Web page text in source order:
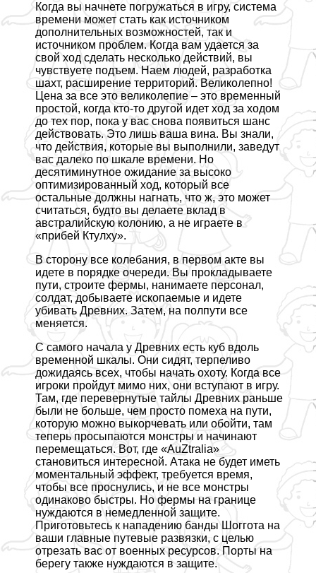
Когда вы начнете погружаться в игру, система
времени может стать как источником
дополнительных возможностей, так и
источником проблем. Когда вам удается за
свой ход сделать несколько действий, вы
чувствуете подъем. Наем людей, разработка
шахт, расширение территорий. Великолепно!
Цена за все это великолепие – это временный
простой, когда кто-то другой идет ход за ходом
до тех пор, пока у вас снова появиться шанс
действовать. Это лишь ваша вина. Вы знали,
что действия, которые вы выполнили, заведут
вас далеко по шкале времени. Но
десятиминутное ожидание за высоко
оптимизированный ход, который все
остальные должны нагнать, что ж, это может
считаться, будто вы делаете вклад в
австралийскую колонию, а не играете в
«прибей Ктулху».
В сторону все колебания, в первом акте вы
идете в порядке очереди. Вы прокладываете
пути, строите фермы, нанимаете персонал,
солдат, добываете ископаемые и идете
убивать Древних. Затем, на полпути все
меняется.
С самого начала у Древних есть куб вдоль
временной шкалы. Они сидят, терпеливо
дожидаясь всех, чтобы начать охоту. Когда все
игроки пройдут мимо них, они вступают в игру.
Там, где перевернутые тайлы Древних раньше
были не больше, чем просто помеха на пути,
которую можно выкорчевать или обойти, там
теперь просыпаются монстры и начинают
перемещаться. Вот, где «AuZtralia»
становиться интересной. Атака не будет иметь
моментальный эффект, требуется время,
чтобы все проснулись, и не все монстры
одинаково быстры. Но фермы на границе
нуждаются в немедленной защите.
Приготовьтесь к нападению банды Шоггота на
ваши главные путевые развязки, с целью
отрезать вас от военных ресурсов. Порты на
берегу также нуждаются в защите.